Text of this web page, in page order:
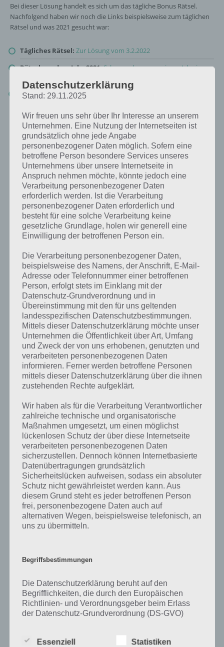
Bei dieser Lösung handelt es sich um das tägliche Bonus Rätsel.
Nachfolgend haben wir noch die Links beispielsweise zum täglichen
Rätsel und was 2021 gesucht war:
Tägliches Rätsel: Zur Lösung vom 3.2.2022
Rätsel aus dem Jahr 2021:Schau mal, was vor einem Jahr, im
Zur Übersicht 4 Bilder 1 Wort Lösungen zu Tierische Freunde im
Kurze Begriffserklärung zur Lösung Faul
Faul ist die Lösung für das tägliche Bonus Rätsel am 3.2.2022 in 4
Bilder 1 Wort, doch welche Bedeutung hat dieses eigentlich und was
gibt es dazu zu wissen? Passt das Wort auch zu Tierische Freunde?
Zu bestimmten Lösungen präsentieren wir daher auch immer eine
kurze Begriffserklärung!
Zu Faul haben wir zunächst keine weiteren Informationen parat!
Auf WhatsApp teilen Teilen auf Facebook
Tweet auf Twitter
Datenschutzerklärung
Stand: 29.11.2025
Wir freuen uns sehr über Ihr Interesse an unserem
Unternehmen. Eine Nutzung der Internetseiten ist
grundsätzlich ohne jede Angabe
personenbezogener Daten möglich. Sofern eine
betroffene Person besondere Services unseres
Unternehmens über unsere Internetseite in
Anspruch nehmen möchte, könnte jedoch eine
Verarbeitung personenbezogener Daten
erforderlich werden. Ist die Verarbeitung
personenbezogener Daten erforderlich und
besteht für eine solche Verarbeitung keine
gesetzliche Grundlage, holen wir generell eine
Einwilligung der betroffenen Person ein.
Die Verarbeitung personenbezogener Daten,
beispielsweise des Namens, der Anschrift, E-Mail-
Adresse oder Telefonnummer einer betroffenen
Person, erfolgt stets im Einklang mit der
Datenschutz-Grundverordnung und in
Übereinstimmung mit den für uns geltenden
landesspezifischen Datenschutzbestimmungen.
Mittels dieser Datenschutzerklärung möchte unser
Unternehmen die Öffentlichkeit über Art, Umfang
und Zweck der von uns erhobenen, genutzten und
verarbeiteten personenbezogenen Daten
informieren. Ferner werden betroffene Personen
mittels dieser Datenschutzerklärung über die ihnen
zustehenden Rechte aufgeklärt.
Wir haben als für die Verarbeitung Verantwortlicher
zahlreiche technische und organisatorische
Maßnahmen umgesetzt, um einen möglichst
lückenlosen Schutz der über diese Internetseite
verarbeiteten personenbezogenen Daten
sicherzustellen. Dennoch können Internetbasierte
Datenübertragungen grundsätzlich
Sicherheitslücken aufweisen, sodass ein absoluter
Schutz nicht gewährleistet werden kann. Aus
diesem Grund steht es jeder betroffenen Person
frei, personenbezogene Daten auch auf
alternativen Wegen, beispielsweise telefonisch, an
uns zu übermitteln.
Begriffsbestimmungen
Die Datenschutzerklärung beruht auf den
Begrifflichkeiten, die durch den Europäischen
Richtlinien- und Verordnungsgeber beim Erlass
der Datenschutz-Grundverordnung (DS-GVO)
unsere Kunden und Geschäftspartner einfach
Essenziell Statistiken